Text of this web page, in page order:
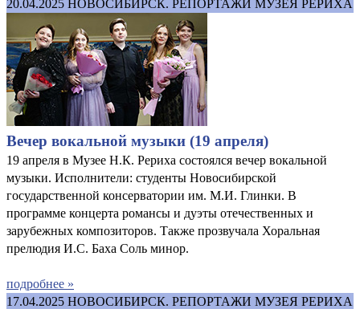
20.04.2025 НОВОСИБИРСК. РЕПОРТАЖИ МУЗЕЯ РЕРИХА
Вечер вокальной музыки (19 апреля)
19 апреля в Музее Н.К. Рериха состоялся вечер вокальной
музыки. Исполнители: студенты Новосибирской
государственной консерватории им. М.И. Глинки. В
программе концерта романсы и дуэты отечественных и
зарубежных композиторов. Также прозвучала Хоральная
прелюдия И.С. Баха Соль минор.
подробнее »
17.04.2025 НОВОСИБИРСК. РЕПОРТАЖИ МУЗЕЯ РЕРИХА